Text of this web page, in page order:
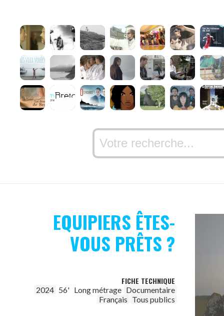
EQUIPIERS ÊTES-
VOUS PRÊTS ?
FICHE TECHNIQUE
2024 56' Long métrage Documentaire
Français Tous publics